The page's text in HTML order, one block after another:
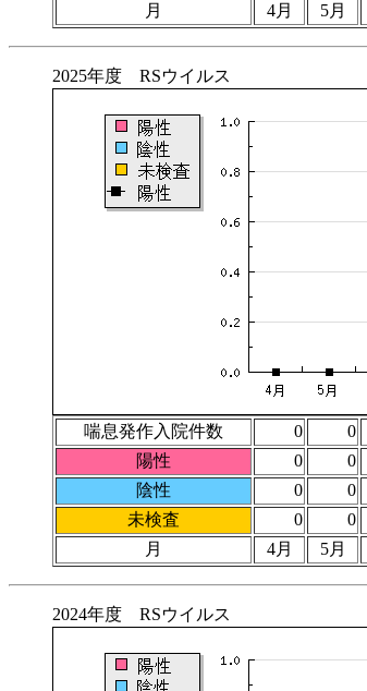
月
4月 5月
2025年度 RSウイルス
喘息発作入院件数 0 0
陽性
0 0
陰性
0 0
未検査
0 0
月
4月 5月
2024年度 RSウイルス